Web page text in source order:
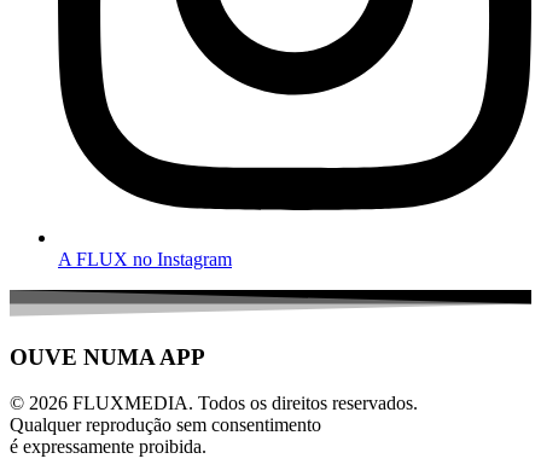
A FLUX no Instagram
OUVE NUMA APP
© 2026 FLUXMEDIA. Todos os direitos reservados.
Qualquer reprodução sem consentimento
é expressamente proibida.